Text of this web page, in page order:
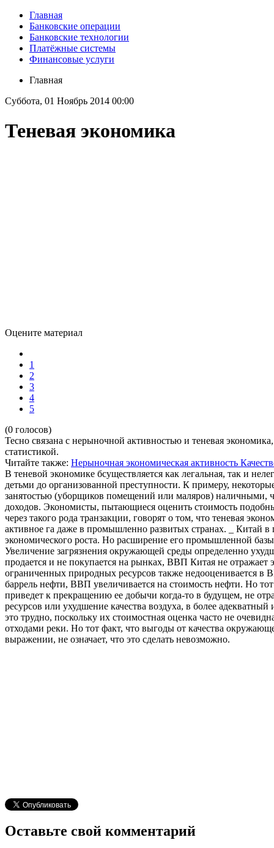
Главная
Банковские операции
Банковские технологии
Платёжные системы
Финансовые услуги
Главная
Суббота, 01 Ноябрь 2014 00:00
Теневая экономика
Оцените материал
1
2
3
4
5
(0 голосов)
Тесно связана с нерыночной активностью и теневая
статистикой.
Читайте также: Нерыночная экономическая активность
В теневой экономике бсуществляется как легальная, так и
детьми до организованной преступности. К примеру,
занятостью (уборщиков помещений или маляров) наличными,
доходов. Экономисты, пытающиеся оценить стоимость
через такого рода транзакции, говорят о том, что теневая
активное га даже в промышленно развитых странах. _ Китай
экономического роста. Но расширение его промышленной
Увеличение загрязнения окружающей среды определенно
продается и не покупается на рынках, ВВП Китая не отражает
ограниченных природных ресурсов также недооценивается
баррель нефти, ВВП увеличивается на стоимость нефти. Но
приведет к прекращению ее добычи когда-то в будущем, не
ресурсов или ухудшение качества воздуха, в более
это трудно, поскольку их стоимостная оценка часто не
отходами реки. Но тот факт, что выгоды от качества
выражении, не означает, что это сделать невозможно.
Оставьте свой комментарий